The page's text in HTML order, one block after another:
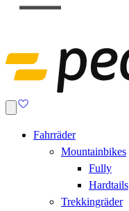
Fahrräder
Mountainbikes
Fully
Hardtails
Trekkingräder